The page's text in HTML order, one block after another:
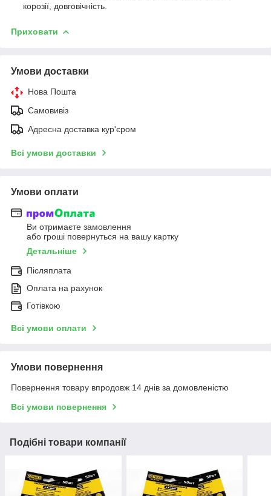
корозії, довговічність.
Приховати
Умови доставки
Нова Пошта
Самовивіз
Адресна доставка кур'єром
Всі умови доставки
Умови оплати
Ви отримаєте замовлення
або гроші повернуться на вашу картку
Детальніше
Післяплата
Оплата на рахунок
Готівкою
Всі умови оплати
Умови повернення
Повернення товару впродовж 14 днів за домовленістю
Всі умови повернення
Подібні товари компанії